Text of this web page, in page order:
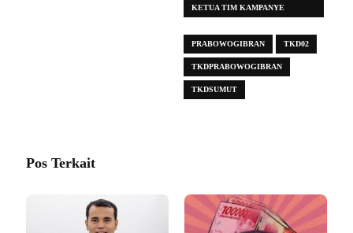
KETUA TIM KAMPANYE
PRABOWOGIBRAN
TKD02
TKDPRABOWOGIBRAN
TKDSUMUT
Pos Terkait